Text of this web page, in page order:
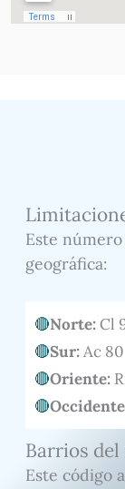
Este
geográfica:
Norte:Cl
Sur:Ac 80
Oriente:
Barrios del
Este código